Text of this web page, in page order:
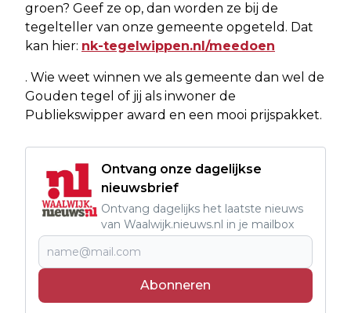
groen? Geef ze op, dan worden ze bij de
tegelteller van onze gemeente opgeteld. Dat
kan hier: nk-tegelwippen.nl/meedoen
. Wie weet winnen we als gemeente dan wel de
Gouden tegel of jij als inwoner de
Publiekswipper award en een mooi prijspakket.
Ontvang onze dagelijkse
nieuwsbrief
Ontvang dagelijks het laatste nieuws
van Waalwijk.nieuws.nl in je mailbox
Abonneren